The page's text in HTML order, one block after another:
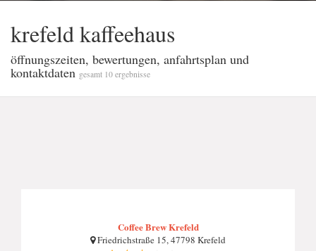
krefeld kaffeehaus
öffnungszeiten, bewertungen, anfahrtsplan und
kontaktdaten gesamt 10 ergebnisse
Coffee Brew Krefeld
Friedrichstraße 15, 47798 Krefeld